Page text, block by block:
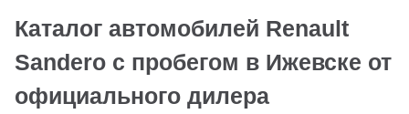
Каталог автомобилей Renault
Sandero с пробегом в Ижевске от
официального дилера